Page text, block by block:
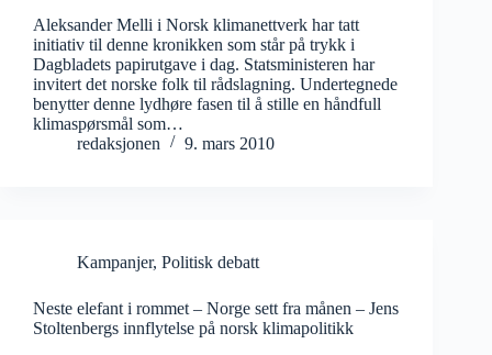
Aleksander Melli i Norsk klimanettverk har tatt
initiativ til denne kronikken som står på trykk i
Dagbladets papirutgave i dag. Statsministeren har
invitert det norske folk til rådslagning. Undertegnede
benytter denne lydhøre fasen til å stille en håndfull
klimaspørsmål som…
redaksjonen
9. mars 2010
Kampanjer, Politisk debatt
Neste elefant i rommet – Norge sett fra månen – Jens
Stoltenbergs innflytelse på norsk klimapolitikk